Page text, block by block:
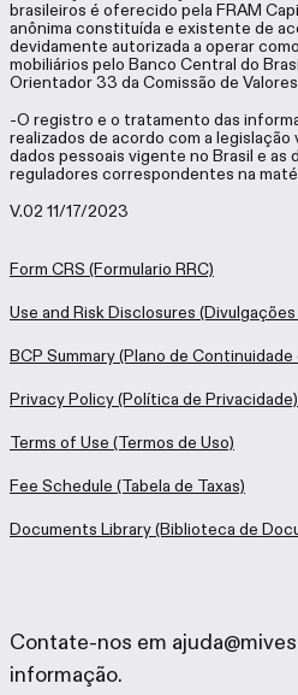
brasileiros é oferecido pela FRAM
anônima constituída e existente de
devidamente autorizada a operar
mobiliários pelo Banco Central do
Orientador 33 da Comissão de
-O registro e o tratamento das
realizados de acordo com a
dados pessoais vigente no Brasil e as
reguladores correspondentes na
V.02 11/17/2023
Form CRS (Formulario RRC)
Use and Risk Disclosures
BCP Summary(Plano de
Privacy Policy(Política de Privacidade)
Terms of Use (Termos de Uso)
Fee Schedule (Tabela de Taxas)
Documents Library(Biblioteca de
Contate-nos em
informação.